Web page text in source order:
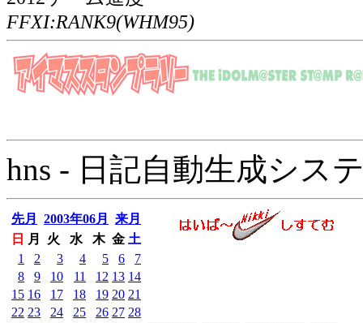
FFXI:RANK9(WHM95)
hns - 日記自動生成シス
先月 2003年06月
来月
日
月 火 水 木 金 土
1
2 3 4 5 6
7
8
9 10 11 12 13 14
15 16 17 18 19 20 21
22 23 24 25 26 27 28